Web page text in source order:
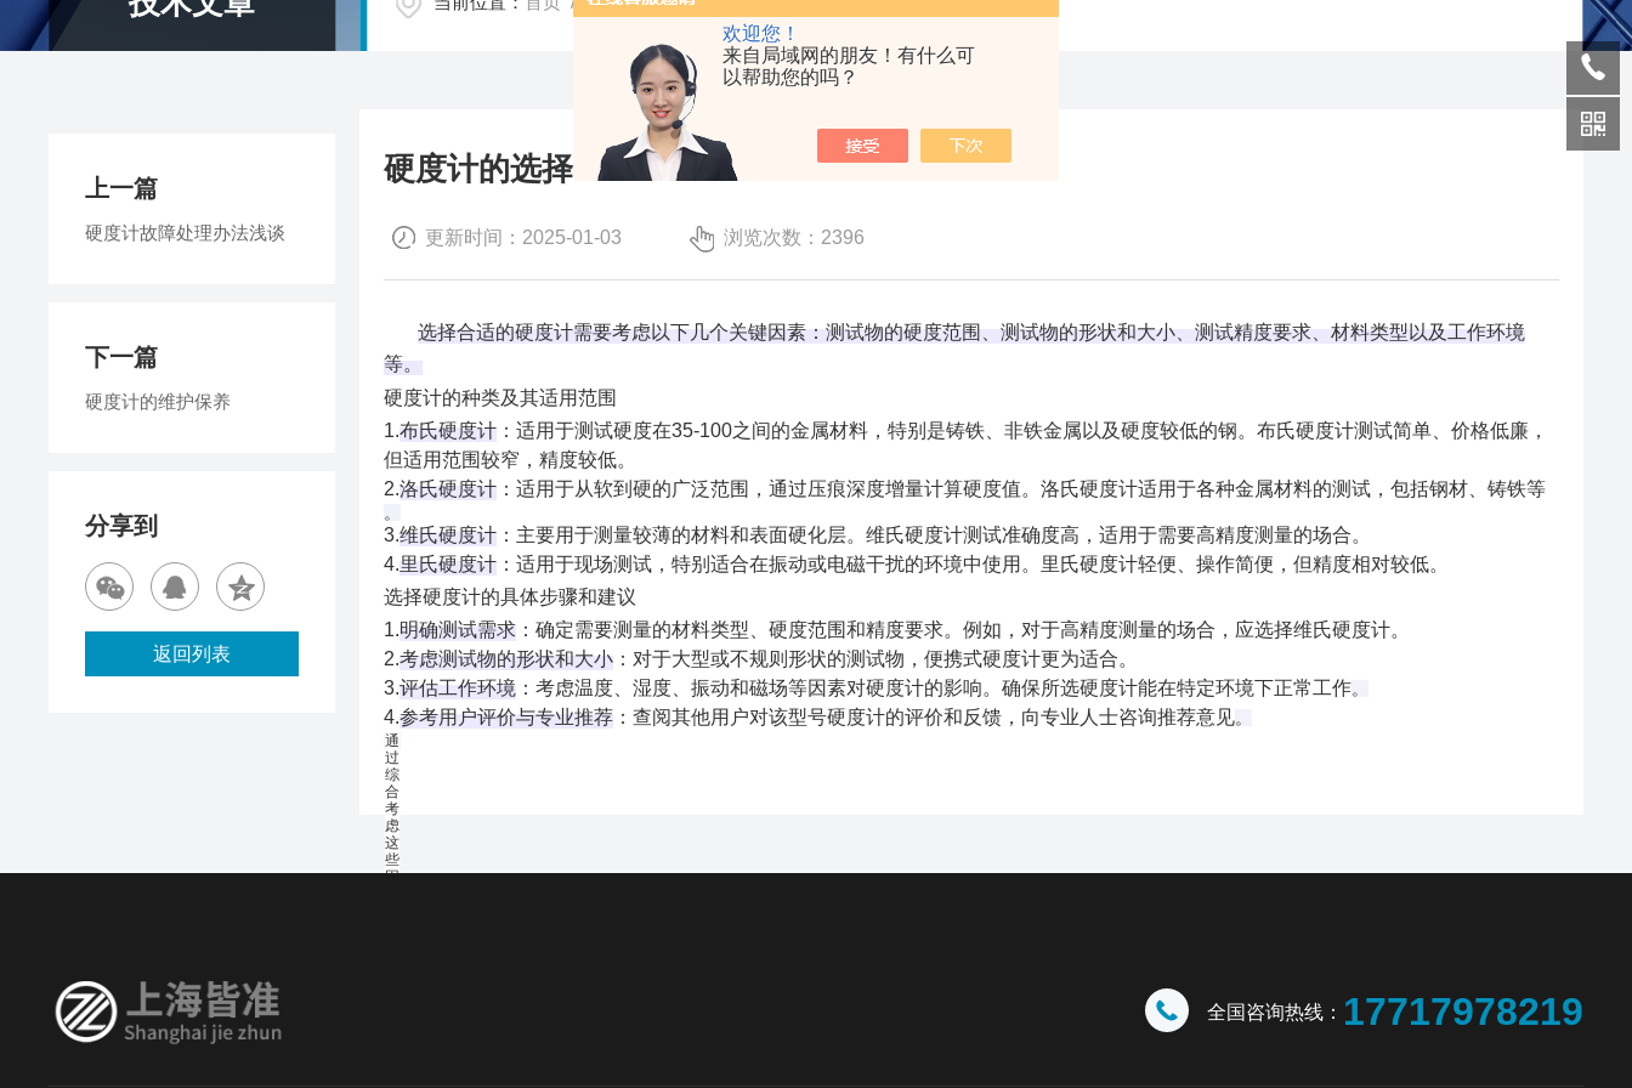
欢迎您！
来自局域网的朋友！有什么可
以帮助您的吗？
硬度计的选择
更新时间：2025-01-03 浏览次数：2396
‌选择合适的硬度计需要考虑以下几个关键因素：测试物的硬度范围、测试物的形状和大小、测试精度要求、材料类型以及工作环境
等。
硬度计的种类及其适用范围
1‌.布氏硬度计 ‌：适用于测试硬度在35-100之间的金属材料，特别是铸铁、非铁金属以及硬度较低的钢。布氏硬度计测试简单、价格低廉，
但适用范围较窄，精度较低‌。
‌2.洛氏硬度计 ‌：适用于从软到硬的广泛范围，通过压痕深度增量计算硬度值。洛氏硬度计适用于各种金属材料的测试，包括钢材、铸铁等‌
。
‌3.维氏硬度计 ‌：主要用于测量较薄的材料和表面硬化层。维氏硬度计测试准确度高，适用于需要高精度测量的场合‌。
‌4.里氏硬度计 ‌：适用于现场测试，特别适合在振动或电磁干扰的环境中使用。里氏硬度计轻便、操作简便，但精度相对较低‌。
选择硬度计的具体步骤和建议
‌1.明确测试需求 ‌：确定需要测量的材料类型、硬度范围和精度要求。例如，对于高精度测量的场合，应选择维氏硬度计‌。
2‌.考虑测试物的形状和大小 ‌：对于大型或不规则形状的测试物，便携式硬度计更为适合‌。
3.评估工作环境 ‌：考虑温度、湿度、振动和磁场等因素对硬度计的影响。确保所选硬度计能在特定环境下正常工作‌。
4‌.参考用户评价与专业推荐 ‌：查阅其他用户对该型号硬度计的评价和反馈，向专业人士咨询推荐意见‌。
通
过
综
合
考
虑
这
些
因
上一篇
硬度计故障处理办法浅谈
下一篇
硬度计的维护保养
分享到
返回列表
全国咨询热线： 17717978219